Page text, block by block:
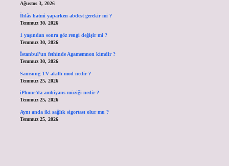
Ağustos 3, 2026
İhlâs hatmi yaparken abdest gerekir mi ?
Temmuz 30, 2026
1 yaşından sonra göz rengi değişir mi ?
Temmuz 30, 2026
İstanbul’un fethinde Agamemnon kimdir ?
Temmuz 30, 2026
Samsung TV akıllı mod nedir ?
Temmuz 25, 2026
iPhone’da ambiyans müziği nedir ?
Temmuz 25, 2026
Aynı anda iki sağlık sigortası olur mu ?
Temmuz 25, 2026